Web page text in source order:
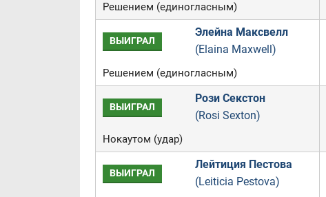
Решением (единогласным)
ВЫИГРАЛ
Элейна Максвелл
(Elaina Maxwell)
Решением (единогласным)
ВЫИГРАЛ
Рози Секстон
(Rosi Sexton)
Нокаутом (удар)
ВЫИГРАЛ
Лейтиция Пестова
(Leiticia Pestova)